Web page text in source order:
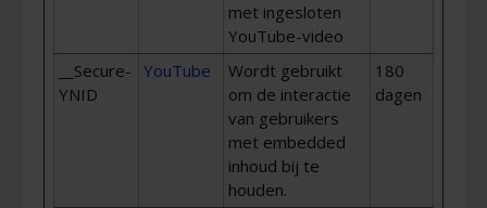
met ingesloten
YouTube-video
__Secure-
YNID
YouTube
Wordt gebruikt
om de interactie
van gebruikers
met embedded
inhoud bij te
houden.
180
dagen